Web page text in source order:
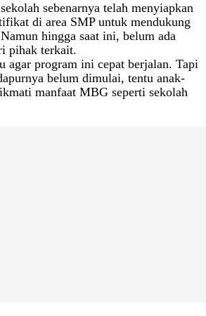
sebenarnya telah menyiapkan
di area SMP untuk mendukung
hingga saat ini, belum ada
pihak terkait.
agar program ini cepat berjalan. Tapi
belum dimulai, tentu anak-
manfaat MBG seperti sekolah